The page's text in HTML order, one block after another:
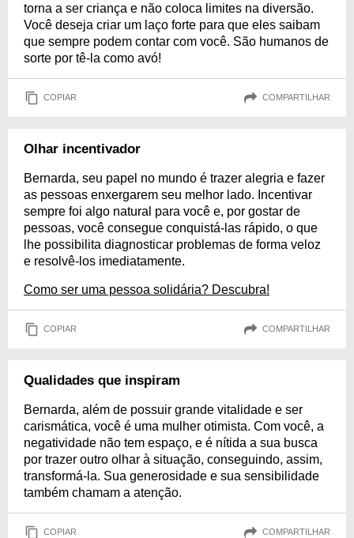
torna a ser criança e não coloca limites na diversão.
Você deseja criar um laço forte para que eles saibam
que sempre podem contar com você. São humanos de
sorte por tê-la como avó!
COPIAR COMPARTILHAR
Olhar incentivador
Bernarda, seu papel no mundo é trazer alegria e fazer
as pessoas enxergarem seu melhor lado. Incentivar
sempre foi algo natural para você e, por gostar de
pessoas, você consegue conquistá-las rápido, o que
lhe possibilita diagnosticar problemas de forma veloz
e resolvê-los imediatamente.
Como ser uma pessoa solidária? Descubra!
COPIAR COMPARTILHAR
Qualidades que inspiram
Bernarda, além de possuir grande vitalidade e ser
carismática, você é uma mulher otimista. Com você, a
negatividade não tem espaço, e é nítida a sua busca
por trazer outro olhar à situação, conseguindo, assim,
transformá-la. Sua generosidade e sua sensibilidade
também chamam a atenção.
COPIAR COMPARTILHAR